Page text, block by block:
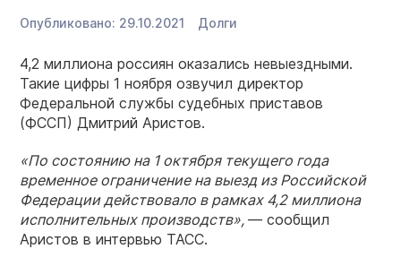
Опубликовано: 29.10.2021 Долги
4,2 миллиона россиян оказались невыездными.
Такие цифры 1 ноября озвучил директор
Федеральной службы судебных приставов
(ФССП) Дмитрий Аристов.
«По состоянию на 1 октября текущего года
временное ограничение на выезд из Российской
Федерации действовало в рамках 4,2 миллиона
исполнительных производств», — сообщил
Аристов в интервью ТАСС.